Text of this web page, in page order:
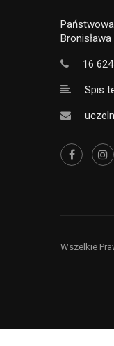
16
Spis
Wszelkie